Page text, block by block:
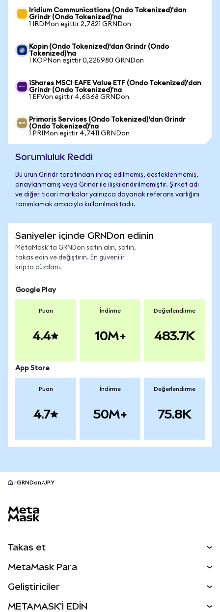
Iridium Communications (Ondo Tokenized)'dan
Grindr (Ondo Tokenized)'na
1 IRDMon eşittir 2,7821 GRNDon
Kopin (Ondo Tokenized)'dan Grindr (Ondo
Tokenized)'na
1 KOPNon eşittir 0,225980 GRNDon
iShares MSCI EAFE Value ETF (Ondo Tokenized)'dan
Grindr (Ondo Tokenized)'na
1 EFVon eşittir 4,6368 GRNDon
Primoris Services (Ondo Tokenized)'dan Grindr
(Ondo Tokenized)'na
1 PRIMon eşittir 4,7411 GRNDon
Sorumluluk Reddi
Bu ürün Grindr tarafından ihraç edilmemiş, desteklenmemiş,
onaylanmamış veya Grindr ile ilişkilendirilmemiştir. Şirket adı
ve diğer ticari markalar yalnızca dayanak referans varlığını
tanımlamak amacıyla kullanılmaktadır.
Saniyeler içinde GRNDon edinin
MetaMask'ta GRNDon satın alın, satın,
takas edin ve değiştirin. En güvenilir
kripto cüzdanı.
Google Play
Puan
4.4
İndirme
10M+
Değerlendirme
483.7K
App Store
Puan
4.7
İndirme
50M+
Değerlendirme
75.8K
GRNDon/JPY
Takas et
Perps
MetaMask Para
Geliştiriciler
METAMASK'İ EDİN